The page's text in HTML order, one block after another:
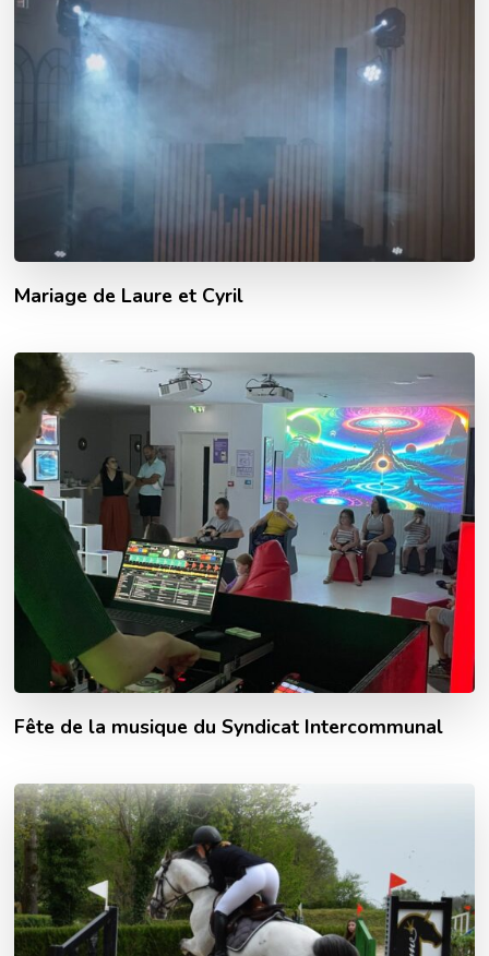
Mariage de Laure et Cyril
Fête de la musique du Syndicat Intercommunal